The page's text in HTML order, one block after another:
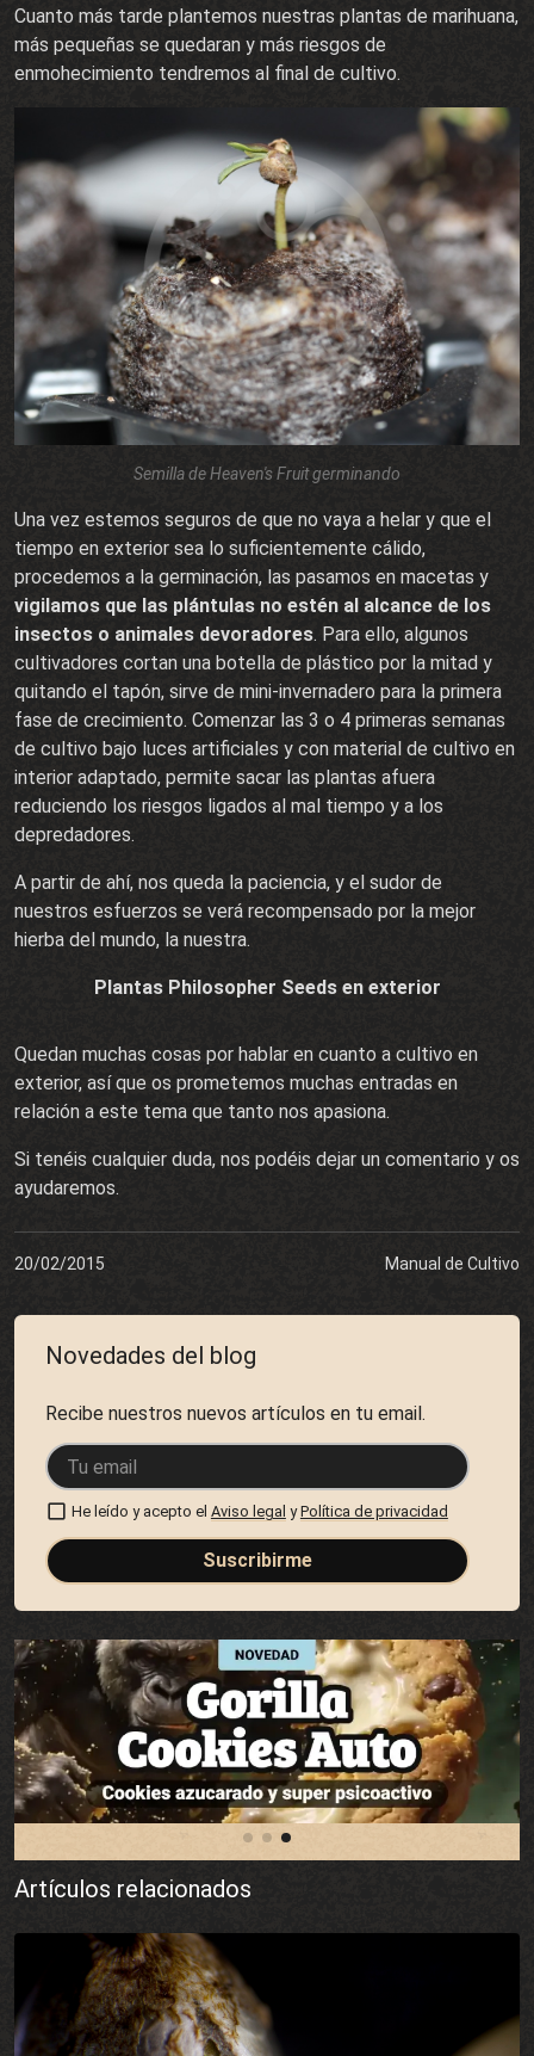
Cuanto más tarde plantemos nuestras plantas de marihuana,
más pequeñas se quedaran y más riesgos de
enmohecimiento tendremos al final de cultivo.
Semilla de Heaven's Fruit germinando
Una vez estemos seguros de que no vaya a helar y que el
tiempo en exterior sea lo suficientemente cálido,
procedemos a la germinación, las pasamos en macetas y
vigilamos que las plántulas no estén al alcance de los
insectos o animales devoradores. Para ello, algunos
cultivadores cortan una botella de plástico por la mitad y
quitando el tapón, sirve de mini-invernadero para la primera
fase de crecimiento. Comenzar las 3 o 4 primeras semanas
de cultivo bajo luces artificiales y con material de cultivo en
interior adaptado, permite sacar las plantas afuera
reduciendo los riesgos ligados al mal tiempo y a los
depredadores.
A partir de ahí, nos queda la paciencia, y el sudor de
nuestros esfuerzos se verá recompensado por la mejor
hierba del mundo, la nuestra.
Plantas Philosopher Seeds en exterior
Quedan muchas cosas por hablar en cuanto a cultivo en
exterior, así que os prometemos muchas entradas en
relación a este tema que tanto nos apasiona.
Si tenéis cualquier duda, nos podéis dejar un comentario y os
ayudaremos.
20/02/2015 Manual de Cultivo
Novedades del blog
Recibe nuestros nuevos artículos en tu email.
He leído y acepto el Aviso legal yPolítica de privacidad
Suscribirme
Artículos relacionados